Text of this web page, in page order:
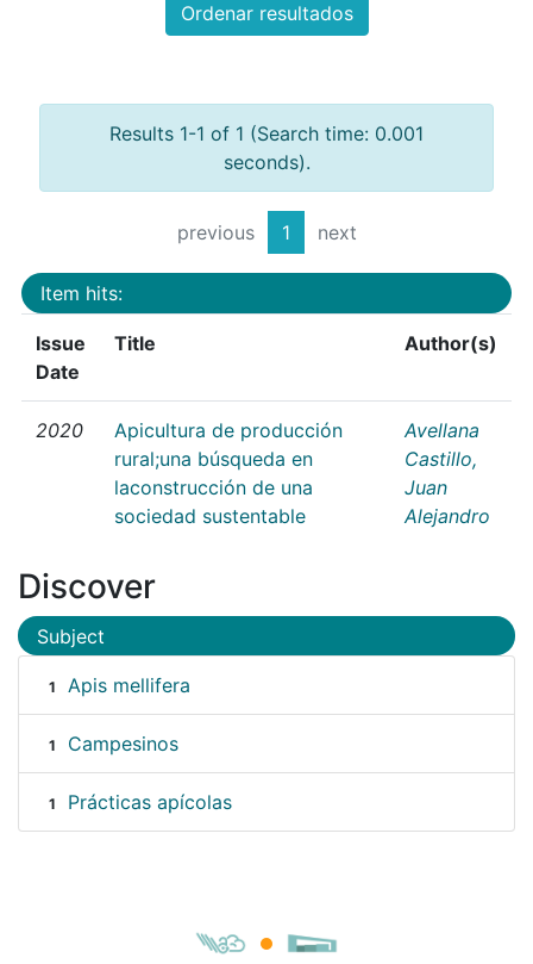
Ordenar resultados
Results 1-1 of 1 (Search time: 0.001
seconds).
previous 1 next
Item hits:
Issue
Date
Title Author(s)
2020
Apicultura de producción
rural;una búsqueda en
laconstrucción de una
sociedad sustentable
Avellana
Castillo,
Juan
Alejandro
Discover
Subject
1 Apis mellifera
1 Campesinos
1 Prácticas apícolas